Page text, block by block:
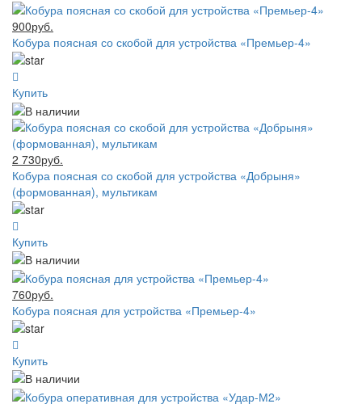
900руб.
Кобура поясная со скобой для устройства «Премьер-4»
Купить
2 730руб.
Кобура поясная со скобой для устройства «Добрыня»
(формованная), мультикам
Купить
760руб.
Кобура поясная для устройства «Премьер-4»
Купить